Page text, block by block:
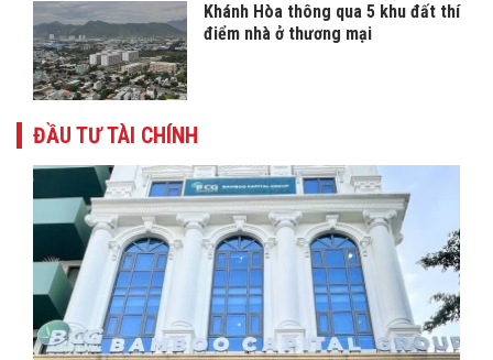
Khánh Hòa thông qua 5 khu đất thí
điểm nhà ở thương mại
ĐẦU TƯ TÀI CHÍNH